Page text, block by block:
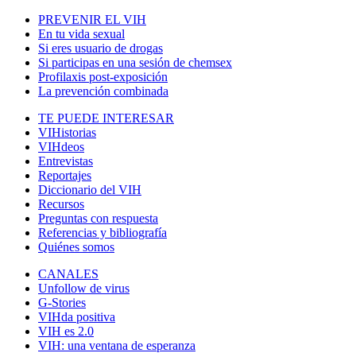
PREVENIR EL VIH
En tu vida sexual
Si eres usuario de drogas
Si participas en una sesión de chemsex
Profilaxis post-exposición
La prevención combinada
TE PUEDE INTERESAR
VIHistorias
VIHdeos
Entrevistas
Reportajes
Diccionario del VIH
Recursos
Preguntas con respuesta
Referencias y bibliografía
Quiénes somos
CANALES
Unfollow de virus
G-Stories
VIHda positiva
VIH es 2.0
VIH: una ventana de esperanza